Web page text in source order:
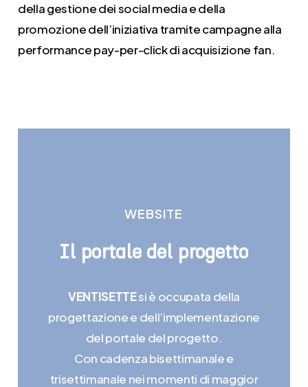
della gestione dei social media e della
promozione dell’iniziativa tramite campagne alla
performance pay-per-click di acquisizione fan.
WEBSITE
Il portale del progetto
VENTISETTEsi è occupata della
progettazione e dell’implementazione
del portale del progetto.
Con cadenza bisettimanale e
trisettimanale nei momenti di maggior